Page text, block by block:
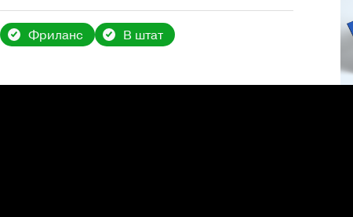
Фриланс В штат